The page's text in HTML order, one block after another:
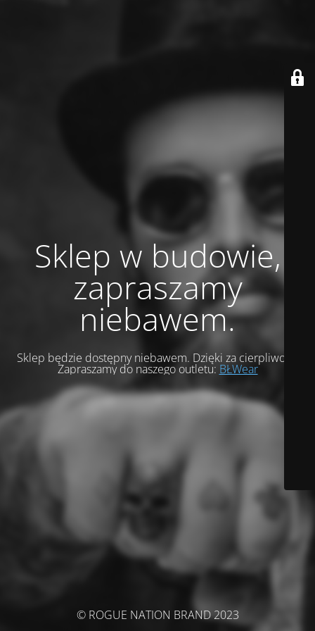
Sklep w budowie,
zapraszamy
niebawem.
Sklep będzie dostępny niebawem. Dzięki za cierpliwość.
Zapraszamy do naszego outletu: BŁWear
© ROGUE NATION BRAND 2023